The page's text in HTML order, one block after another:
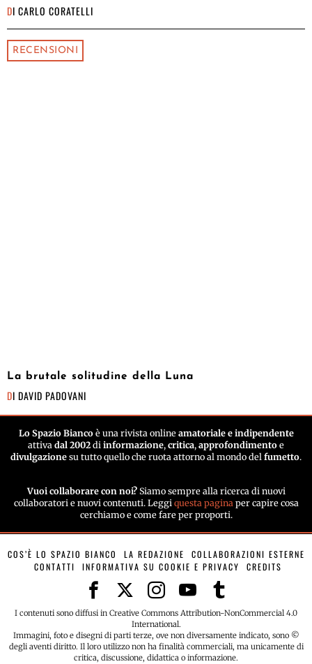
DI CARLO CORATELLI
RECENSIONI
La brutale solitudine della Luna
DI DAVID PADOVANI
Lo Spazio Biancoè una rivista online amatoriale e indipendente
attiva dal 2002 di informazione, critica, approfondimento e
divulgazione su tutto quello che ruota attorno al mondo del fumetto.
Vuoi collaborare con noi? Siamo sempre alla ricerca di nuovi
collaboratori e nuovi contenuti. Leggi questa pagina per capire cosa
cerchiamo e come fare per proporti.
COS’È LO SPAZIO BIANCO LA REDAZIONE
COLLABORAZIONI ESTERNE
CONTATTI
INFORMATIVA SU COOKIE E PRIVACY CREDITS
I contenuti sono diffusi in Creative Commons Attribution-NonCommercial 4.0
International.
Immagini, foto e disegni di parti terze, ove non diversamente indicato, sono ©
degli aventi diritto. Il loro utilizzo non ha finalità commerciali, ma unicamente di
critica, discussione, didattica o informazione.